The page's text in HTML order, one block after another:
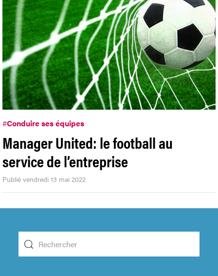
#Conduire ses équipes
Manager United: le football au
service de l’entreprise
Publié vendredi 13 mai 2022